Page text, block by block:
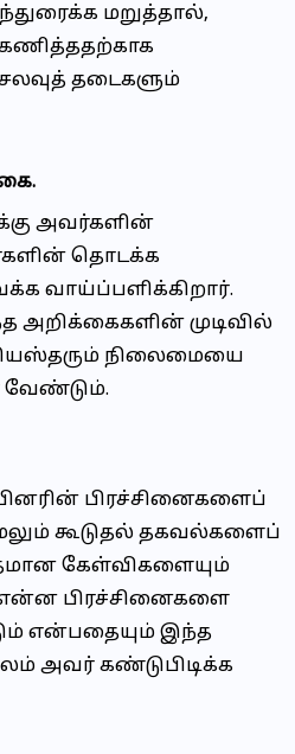
மறுத்தால்,
தடைகளும்
அவர்களின்
தொடக்க
வாய்ப்பளிக்கிறார்.
அறிக்கைகளின் முடிவில்
நிலைமையை
வேண்டும்.
பிரச்சினைகளைப்
கூடுதல் தகவல்களைப்
கேள்விகளையும்
என்ன பிரச்சினைகளை
என்பதையும் இந்த
அவர் கண்டுபிடிக்க